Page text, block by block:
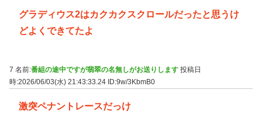
グラディウス2はカクカクスクロールだったと思うけ
どよくできてたよ
7 名前:番組の途中ですが翡翠の名無しがお送りします 投稿日
時:2026/06/03(水) 21:43:33.24 ID:9w/3KbmB0
激突ペナントレースだっけ